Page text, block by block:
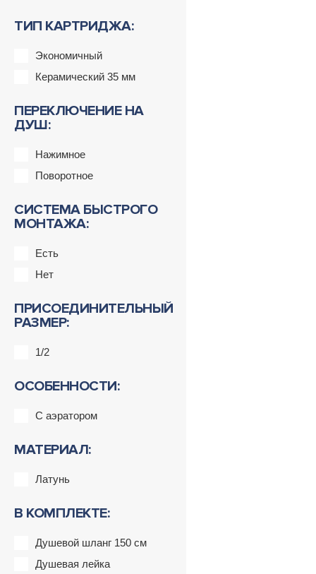
ТИП КАРТРИДЖА:
Экономичный
Керамический 35 мм
ПЕРЕКЛЮЧЕНИЕ НА
ДУШ:
Нажимное
Поворотное
СИСТЕМА БЫСТРОГО
МОНТАЖА:
Есть
Нет
ПРИСОЕДИНИТЕЛЬНЫЙ
РАЗМЕР:
1/2
ОСОБЕННОСТИ:
С аэратором
МАТЕРИАЛ:
Латунь
В КОМПЛЕКТЕ:
Душевой шланг 150 см
Душевая лейка